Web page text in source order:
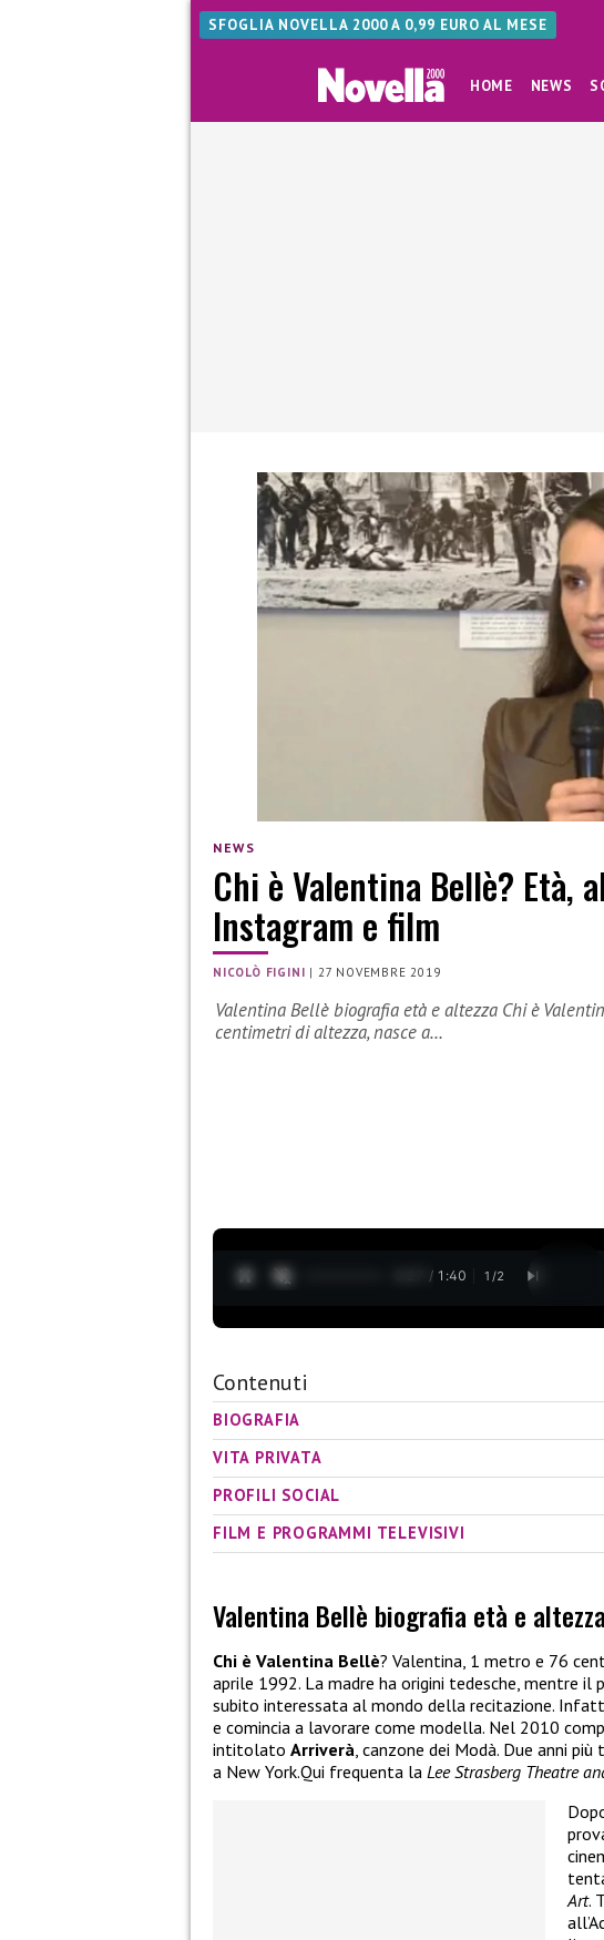
SFOGLIA NOVELLA 2000 A 0,99 EURO AL MESE
HOME NEWS
NEWS
Chi è Valentina Bellè? Età,
Instagram e film
NICOLÒ FIGINI | 27 NOVEMBRE 2019
Valentina Bellè biografia età e altezza Chi è
centimetri di altezza, nasce a…
0:28 / 1:40 1 /2
Contenuti
BIOGRAFIA
VITA PRIVATA
PROFILI SOCIAL
FILM E PROGRAMMI TELEVISIVI
Valentina Bellè biografia età e
Chi è Valentina Bellè? Valentina, 1 metro e 76
aprile 1992. La madre ha origini tedesche, mentre il
subito interessata al mondo della recitazione.
e comincia a lavorare come modella. Nel 2010
intitolato Arriverà, canzone dei Modà. Due anni più
a New York.Qui frequenta la Lee Strasberg Theatre
Art.